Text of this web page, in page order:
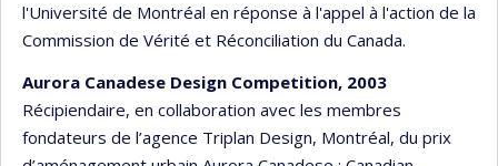
l'Université de Montréal en réponse à l'appel à l'action de la
Commission de Vérité et Réconciliation du Canada.
Aurora Canadese Design Competition, 2003
Récipiendaire, en collaboration avec les membres
fondateurs de l’agence Triplan Design, Montréal, du prix